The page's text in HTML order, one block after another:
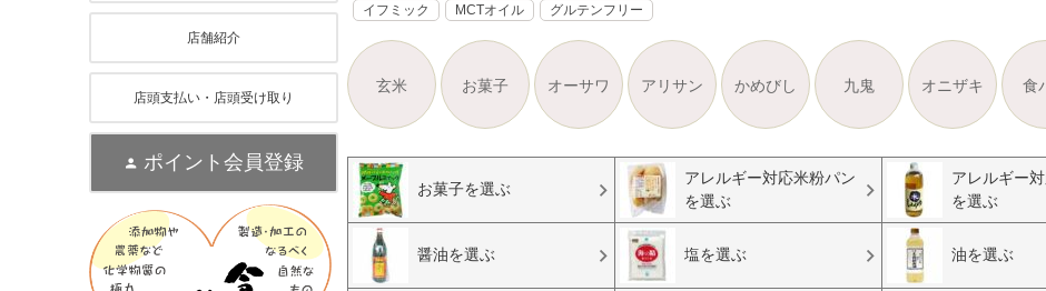
店舗紹介
店頭支払い・店頭受け取り
ポイント会員登録
イフミック
MCTオイル グルテンフリー
玄米 お菓子 オーサワ アリサン かめびし 九鬼 オニザキ 食
お菓子を選ぶ
アレルギー対応米粉パン
を選ぶ
アレルギー
を選ぶ
醤油を選ぶ 塩を選ぶ 油を選ぶ